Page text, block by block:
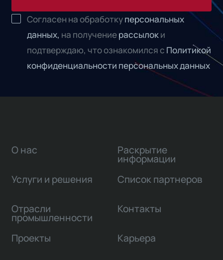
Согласен на обработкуперсональных
данных, на получениерассылоки
подтверждаю, что ознакомился с Политикой
конфиденциальности персональных данных
О нас
Услуги и решения
Отрасли
промышленности
Проекты
Раскрытие
информации
Список партнеров
Контакты
Карьера